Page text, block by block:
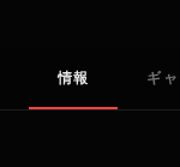
情報 ギ